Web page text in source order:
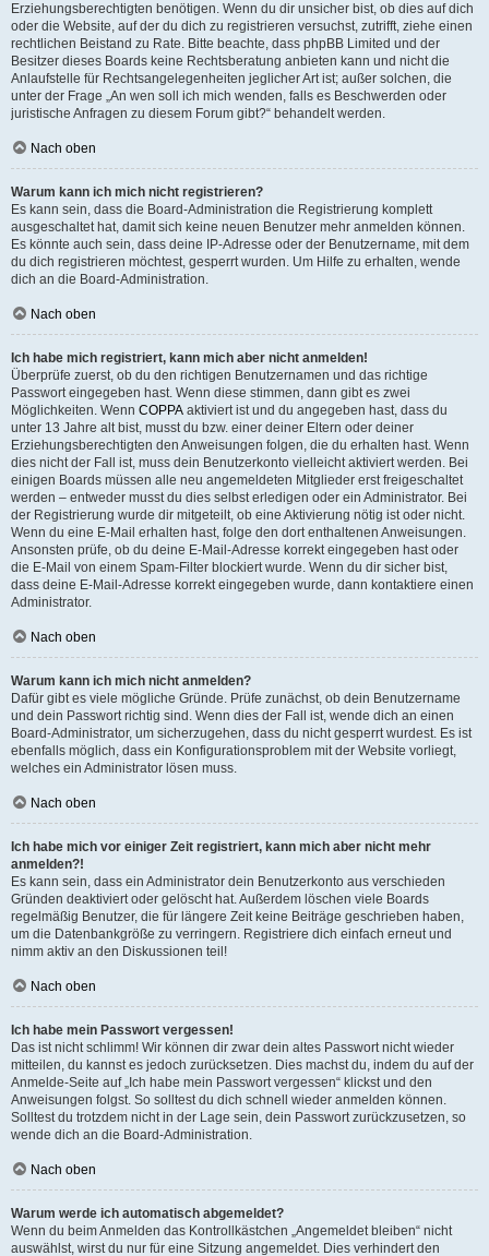
Erziehungsberechtigten benötigen. Wenn du dir unsicher bist, ob dies auf dich
oder die Website, auf der du dich zu registrieren versuchst, zutrifft, ziehe einen
rechtlichen Beistand zu Rate. Bitte beachte, dass phpBB Limited und der
Besitzer dieses Boards keine Rechtsberatung anbieten kann und nicht die
Anlaufstelle für Rechtsangelegenheiten jeglicher Art ist; außer solchen, die
unter der Frage „An wen soll ich mich wenden, falls es Beschwerden oder
juristische Anfragen zu diesem Forum gibt?“ behandelt werden.
Nach oben
Warum kann ich mich nicht registrieren?
Es kann sein, dass die Board-Administration die Registrierung komplett
ausgeschaltet hat, damit sich keine neuen Benutzer mehr anmelden können.
Es könnte auch sein, dass deine IP-Adresse oder der Benutzername, mit dem
du dich registrieren möchtest, gesperrt wurden. Um Hilfe zu erhalten, wende
dich an die Board-Administration.
Nach oben
Ich habe mich registriert, kann mich aber nicht anmelden!
Überprüfe zuerst, ob du den richtigen Benutzernamen und das richtige
Passwort eingegeben hast. Wenn diese stimmen, dann gibt es zwei
Möglichkeiten. Wenn COPPA aktiviert ist und du angegeben hast, dass du
unter 13 Jahre alt bist, musst du bzw. einer deiner Eltern oder deiner
Erziehungsberechtigten den Anweisungen folgen, die du erhalten hast. Wenn
dies nicht der Fall ist, muss dein Benutzerkonto vielleicht aktiviert werden. Bei
einigen Boards müssen alle neu angemeldeten Mitglieder erst freigeschaltet
werden – entweder musst du dies selbst erledigen oder ein Administrator. Bei
der Registrierung wurde dir mitgeteilt, ob eine Aktivierung nötig ist oder nicht.
Wenn du eine E-Mail erhalten hast, folge den dort enthaltenen Anweisungen.
Ansonsten prüfe, ob du deine E-Mail-Adresse korrekt eingegeben hast oder
die E-Mail von einem Spam-Filter blockiert wurde. Wenn du dir sicher bist,
dass deine E-Mail-Adresse korrekt eingegeben wurde, dann kontaktiere einen
Administrator.
Nach oben
Warum kann ich mich nicht anmelden?
Dafür gibt es viele mögliche Gründe. Prüfe zunächst, ob dein Benutzername
und dein Passwort richtig sind. Wenn dies der Fall ist, wende dich an einen
Board-Administrator, um sicherzugehen, dass du nicht gesperrt wurdest. Es ist
ebenfalls möglich, dass ein Konfigurationsproblem mit der Website vorliegt,
welches ein Administrator lösen muss.
Nach oben
Ich habe mich vor einiger Zeit registriert, kann mich aber nicht mehr
anmelden?!
Es kann sein, dass ein Administrator dein Benutzerkonto aus verschieden
Gründen deaktiviert oder gelöscht hat. Außerdem löschen viele Boards
regelmäßig Benutzer, die für längere Zeit keine Beiträge geschrieben haben,
um die Datenbankgröße zu verringern. Registriere dich einfach erneut und
nimm aktiv an den Diskussionen teil!
Nach oben
Ich habe mein Passwort vergessen!
Das ist nicht schlimm! Wir können dir zwar dein altes Passwort nicht wieder
mitteilen, du kannst es jedoch zurücksetzen. Dies machst du, indem du auf der
Anmelde-Seite auf „Ich habe mein Passwort vergessen“ klickst und den
Anweisungen folgst. So solltest du dich schnell wieder anmelden können.
Solltest du trotzdem nicht in der Lage sein, dein Passwort zurückzusetzen, so
wende dich an die Board-Administration.
Nach oben
Warum werde ich automatisch abgemeldet?
Wenn du beim Anmelden das Kontrollkästchen „Angemeldet bleiben“ nicht
auswählst, wirst du nur für eine Sitzung angemeldet. Dies verhindert den